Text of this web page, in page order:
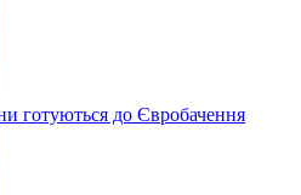
готуються до Євробачення